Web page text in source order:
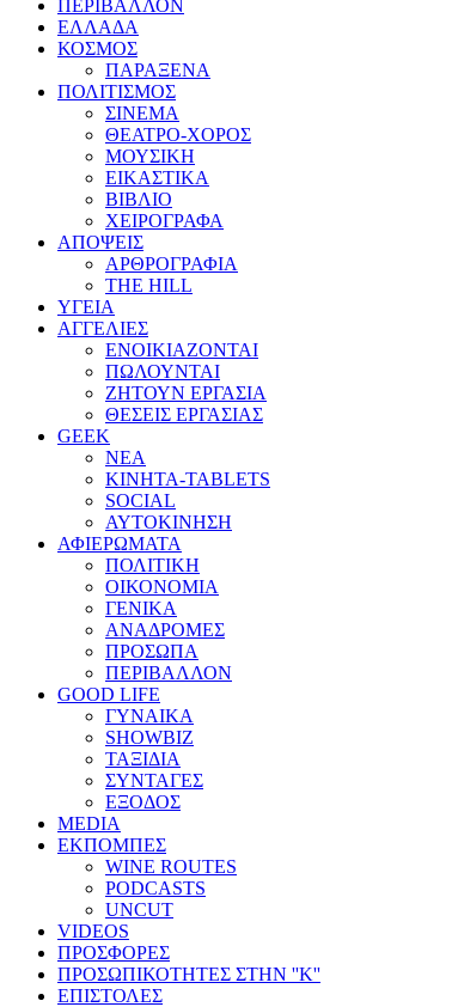
ΠΕΡΙΒΑΛΛΟΝ
ΕΛΛΑΔΑ
ΚΟΣΜΟΣ
ΠΑΡΑΞΕΝΑ
ΠΟΛΙΤΙΣΜΟΣ
ΣΙΝΕΜΑ
ΘΕΑΤΡΟ-ΧΟΡΟΣ
ΜΟΥΣΙΚΗ
ΕΙΚΑΣΤΙΚΑ
ΒΙΒΛΙΟ
ΧΕΙΡΟΓΡΑΦΑ
ΑΠΟΨΕΙΣ
ΑΡΘΡΟΓΡΑΦΙΑ
THE HILL
ΥΓΕΙΑ
ΑΓΓΕΛΙΕΣ
ΕΝΟΙΚΙΑΖΟΝΤΑΙ
ΠΩΛΟΥΝΤΑΙ
ΖΗΤΟΥΝ ΕΡΓΑΣΙΑ
ΘΕΣΕΙΣ ΕΡΓΑΣΙΑΣ
GEEK
ΝΕΑ
ΚΙΝΗΤΑ-TABLETS
SOCIAL
ΑΥΤΟΚΙΝΗΣΗ
ΑΦΙΕΡΩΜΑΤΑ
ΠΟΛΙΤΙΚΗ
ΟΙΚΟΝΟΜΙΑ
ΓΕΝΙΚΑ
ΑΝΑΔΡΟΜΕΣ
ΠΡΟΣΩΠΑ
ΠΕΡΙΒΑΛΛΟΝ
GOOD LIFE
ΓΥΝΑΙΚΑ
SHOWBIZ
ΤΑΞΙΔΙΑ
ΣΥΝΤΑΓΕΣ
ΕΞΟΔΟΣ
MEDIA
ΕΚΠΟΜΠΕΣ
WINE ROUTES
PODCASTS
UNCUT
VIDEOS
ΠΡΟΣΦΟΡΕΣ
ΠΡΟΣΩΠΙΚΟΤΗΤΕΣ ΣΤΗΝ ''Κ''
ΕΠΙΣΤΟΛΕΣ